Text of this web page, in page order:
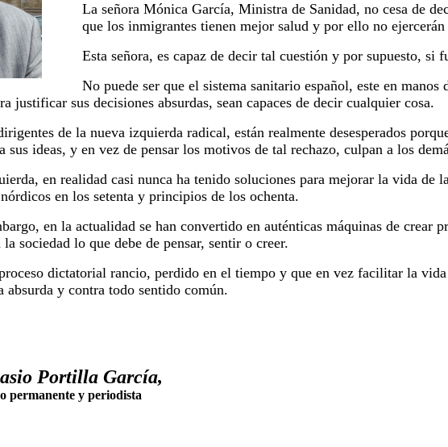
La señora Mónica García, Ministra de Sanidad, no cesa de
que los inmigrantes tienen mejor salud y por ello no
Esta señora, es capaz de decir tal cuestión y por supuesto, si
No puede ser que el sistema sanitario español, este en
justificar sus decisiones absurdas, sean capaces de decir cualquier cosa.
de la nueva izquierda radical, están realmente desesperados
sus ideas, y en vez de pensar los motivos de tal rechazo, culpan a los
en realidad casi nunca ha tenido soluciones para mejorar la vida de
en los setenta y principios de los ochenta.
en la actualidad se han convertido en auténticas máquinas de crear
la sociedad lo que debe de pensar, sentir o creer.
dictatorial rancio, perdido en el tiempo y que en vez facilitar la
absurda y contra todo sentido común.
Portilla García,
permanente y periodista